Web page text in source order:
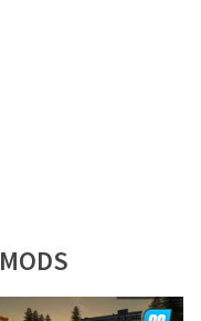
MODS